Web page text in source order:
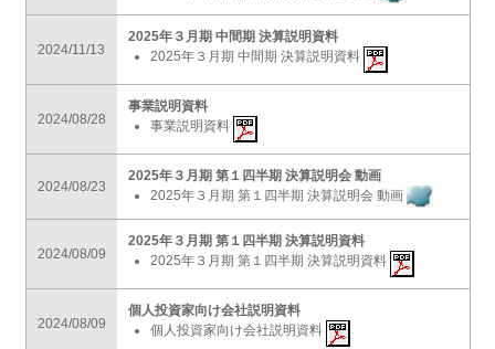
2024/11/13
2025年３月期 中間期 決算説明資料
2025年３月期 中間期 決算説明資料
2024/08/28
事業説明資料
事業説明資料
2024/08/23
2025年３月期 第１四半期 決算説明会 動画
2025年３月期 第１四半期 決算説明会 動画
2024/08/09
2025年３月期 第１四半期 決算説明資料
2025年３月期 第１四半期 決算説明資料
2024/08/09
個人投資家向け会社説明資料
個人投資家向け会社説明資料